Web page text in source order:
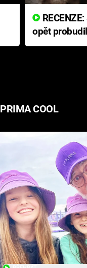
opět
přichází s
COOL